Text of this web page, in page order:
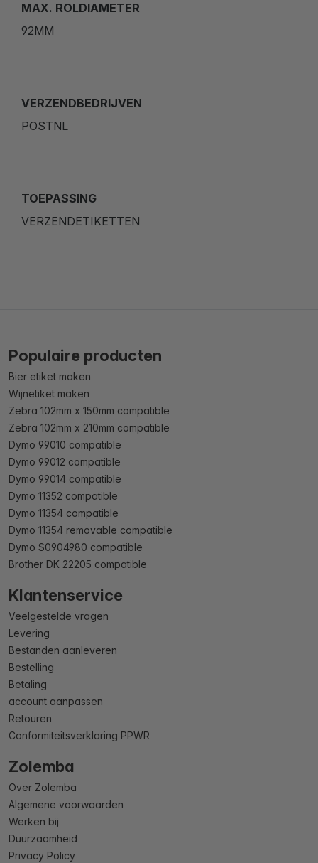
MAX. ROLDIAMETER
92MM
VERZENDBEDRIJVEN
POSTNL
TOEPASSING
VERZENDETIKETTEN
Populaire producten
Bier etiket maken
Wijnetiket maken
Zebra 102mm x 150mm compatible
Zebra 102mm x 210mm compatible
Dymo 99010 compatible
Dymo 99012 compatible
Dymo 99014 compatible
Dymo 11352 compatible
Dymo 11354 compatible
Dymo 11354 removable compatible
Dymo S0904980 compatible
Brother DK 22205 compatible
Klantenservice
Veelgestelde vragen
Levering
Bestanden aanleveren
Bestelling
Betaling
account aanpassen
Retouren
Conformiteitsverklaring PPWR
Zolemba
Over Zolemba
Algemene voorwaarden
Werken bij
Duurzaamheid
Privacy Policy